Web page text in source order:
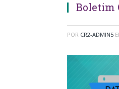
Boletim
POR CR2-ADMIN5